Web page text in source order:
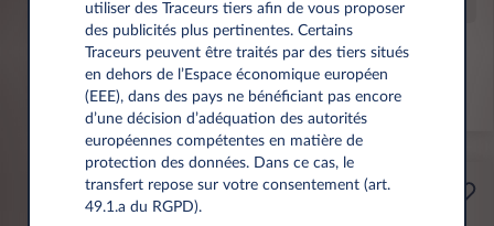
Offre spéciale
Prime éco de 6 000 € incl.
*km/an
Professionnels
utiliser des Traceurs tiers afin de vous proposer
des publicités plus pertinentes. Certains
Traceurs peuvent être traités par des tiers situés
en dehors de l’Espace économique européen
(EEE), dans des pays ne bénéficiant pas encore
d’une décision d’adéquation des autorités
européennes compétentes en matière de
protection des données. Dans ce cas, le
transfert repose sur votre consentement (art.
49.1.a du RGPD).